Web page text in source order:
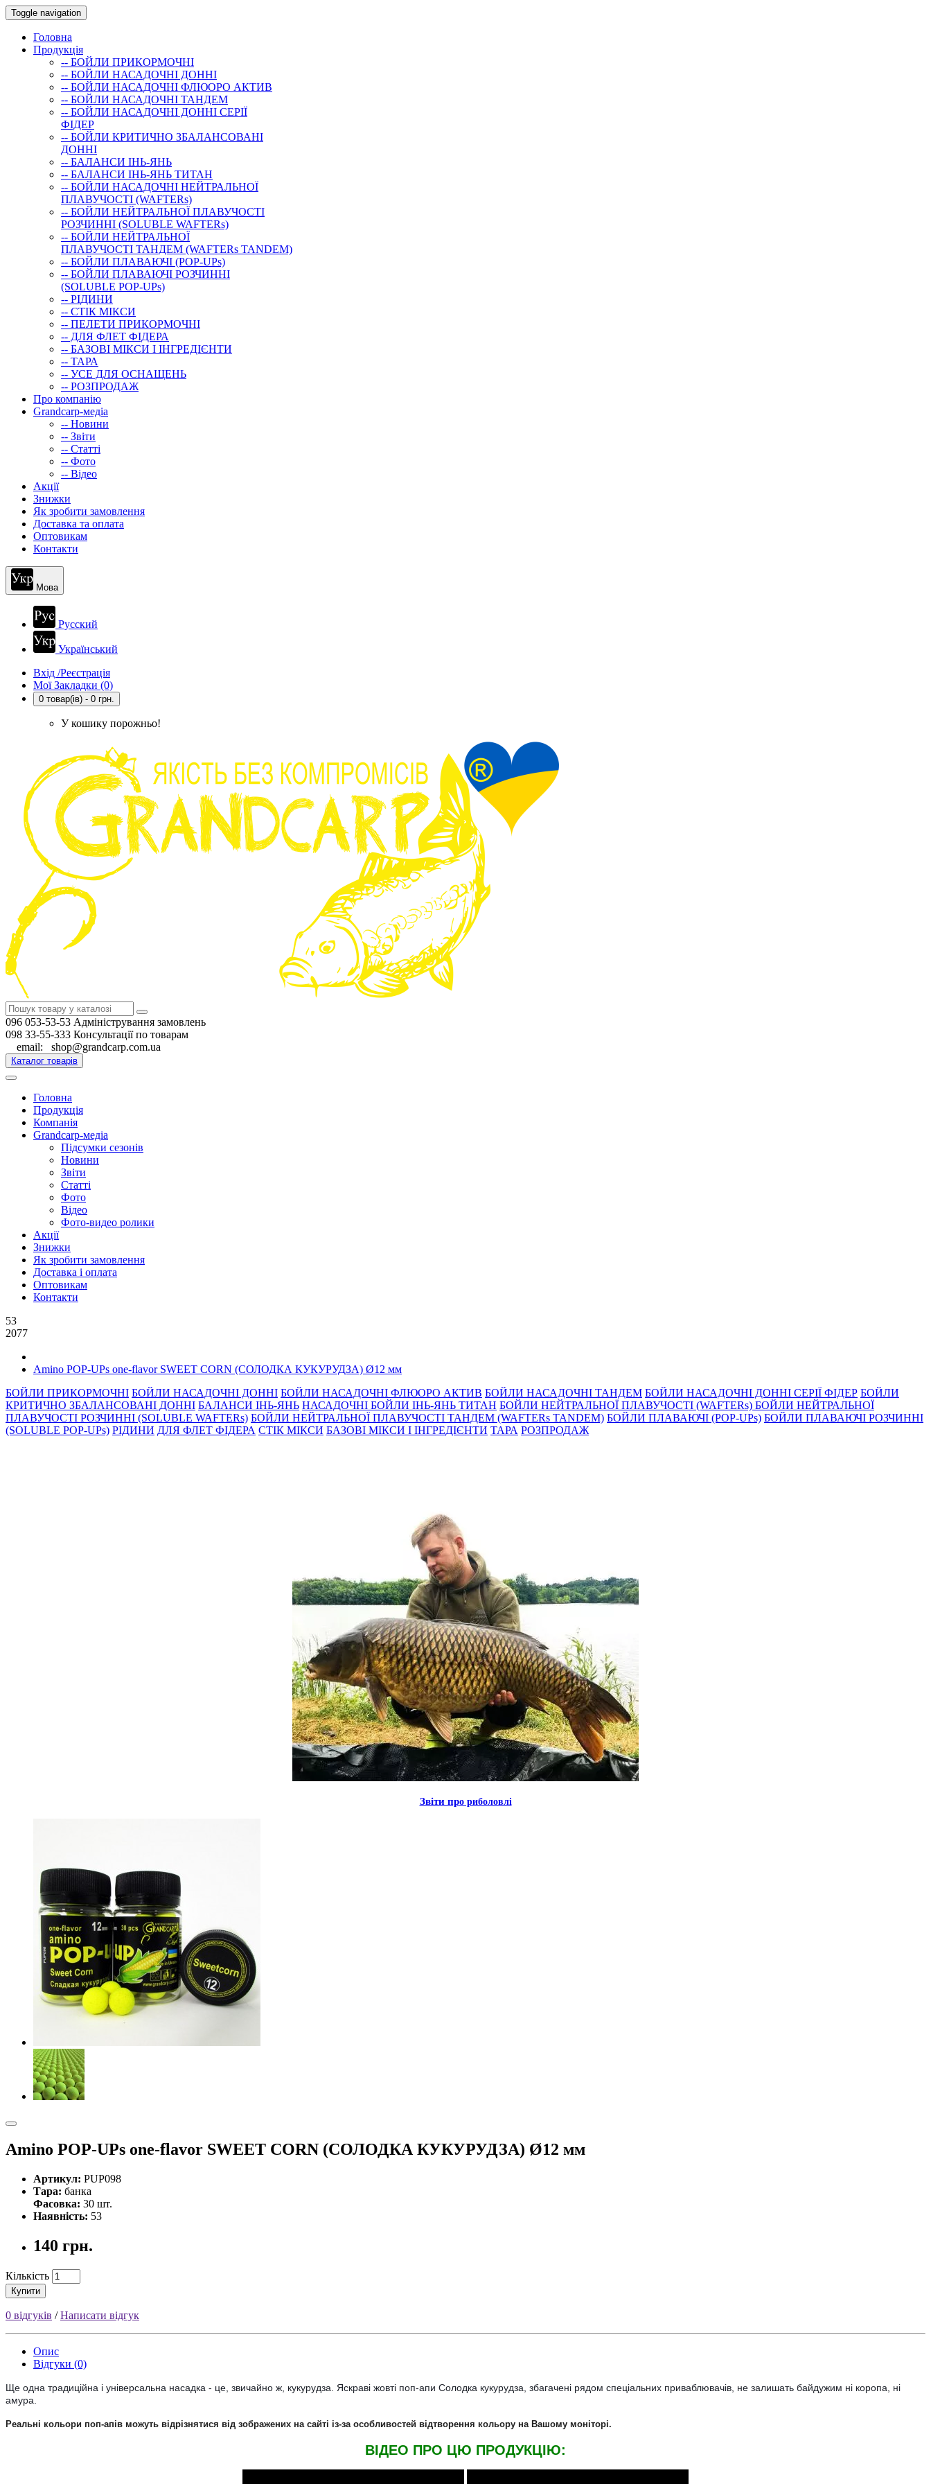
Toggle navigation
Головна
Продукція
-- БОЙЛИ ПРИКОРМОЧНI
-- БОЙЛИ НАСАДОЧНI ДОННI
-- БОЙЛИ НАСАДОЧНІ ФЛЮОРО АКТИВ
-- БОЙЛИ НАСАДОЧНІ ТАНДЕМ
-- БОЙЛИ НАСАДОЧНI ДОННI СЕРIÏ
ФIДЕР
-- БОЙЛИ КРИТИЧНО ЗБАЛАНСОВАНІ
ДОННІ
-- БАЛАНСИ ІНЬ-ЯНЬ
-- БАЛАНСИ ІНЬ-ЯНЬ ТИТАН
-- БОЙЛИ НАСАДОЧНI НЕЙТРАЛЬНОÏ
ПЛАВУЧОСТI (WAFTERs)
-- БОЙЛИ НЕЙТРАЛЬНОЇ ПЛАВУЧОСТІ
РОЗЧИННІ (SOLUBLE WAFTERs)
-- БОЙЛИ НЕЙТРАЛЬНОЇ
ПЛАВУЧОСТІ ТАНДЕМ (WAFTERs TANDEM)
-- БОЙЛИ ПЛАВАЮЧІ (POP-UPs)
-- БОЙЛИ ПЛАВАЮЧI РОЗЧИННI
(SOLUBLE POP-UPs)
-- РIДИНИ
-- СТIК МIКСИ
-- ПЕЛЕТИ ПРИКОРМОЧНІ
-- ДЛЯ ФЛЕТ ФІДЕРА
-- БАЗОВІ МІКСИ І ІНГРЕДІЄНТИ
-- ТАРА
-- УСЕ ДЛЯ ОСНАЩЕНЬ
-- РОЗПРОДАЖ
Про компанію
Grandcarp-медіа
-- Новини
-- Звіти
-- Статті
-- Фото
-- Відео
Акції
Знижки
Як зробити замовлення
Доставка та оплата
Оптовикам
Контакти
Мова
Русский
Український
Вхід /Реєстрація
Мої Закладки (0)
0 товар(ів) - 0 грн.
У кошику порожньо!
096 053-53-53 Адміністрування замовлень
098 33-55-333 Консультації по товарам
email: shop@grandcarp.com.ua
Каталог товарів
Головна
Продукція
Компанія
Grandcarp-медіа
Підсумки сезонів
Новини
Звіти
Статті
Фото
Відео
Фото-видео ролики
Акції
Знижки
Як зробити замовлення
Доставка і оплата
Оптовикам
Контакти
53
2077
Amino POP-UPs one-flavor SWEET CORN (СОЛОДКА КУКУРУДЗА) Ø12 мм
БОЙЛИ ПРИКОРМОЧНI БОЙЛИ НАСАДОЧНI ДОННI БОЙЛИ НАСАДОЧНІ ФЛЮОРО АКТИВ БОЙЛИ НАСАДОЧНІ ТАНДЕМ БОЙЛИ НАСАДОЧНI ДОННI СЕРIÏ ФIДЕР БОЙЛИ
КРИТИЧНО ЗБАЛАНСОВАНІ ДОННІ БАЛАНСИ ІНЬ-ЯНЬ НАСАДОЧНІ БОЙЛИ ІНЬ-ЯНЬ ТИТАН БОЙЛИ НЕЙТРАЛЬНОÏ ПЛАВУЧОСТI (WAFTERs) БОЙЛИ НЕЙТРАЛЬНОЇ
ПЛАВУЧОСТІ РОЗЧИННІ (SOLUBLE WAFTERs) БОЙЛИ НЕЙТРАЛЬНОЇ ПЛАВУЧОСТІ ТАНДЕМ (WAFTERs TANDEM) БОЙЛИ ПЛАВАЮЧІ (POP-UPs) БОЙЛИ ПЛАВАЮЧI РОЗЧИННI
(SOLUBLE POP-UPs) РIДИНИ ДЛЯ ФЛЕТ ФІДЕРА СТIК МIКСИ БАЗОВІ МІКСИ І ІНГРЕДІЄНТИ ТАРА РОЗПРОДАЖ
Звiти про риболовлi
Amino POP-UPs one-flavor SWEET CORN (СОЛОДКА КУКУРУДЗА) Ø12 мм
Артикул: PUP098
Тара: банка
Фасовка: 30 шт.
Наявність: 53
140 грн.
Кількість
Купити
0 відгуків /Написати відгук
Опис
Відгуки (0)
Ще одна традиційна і універсальна насадка - це, звичайно ж, кукурудза. Яскраві жовті поп-апи Солодка кукурудза, збагачені рядом спеціальних приваблювачiв, не залишать байдужим ні коропа, ні
амура.
Реальні кольори поп-апiв можуть відрізнятися від зображених на сайті із-за особливостей відтворення кольору на Вашому моніторі.
ВIДЕО ПРО ЦЮ ПРОДУКЦIЮ: